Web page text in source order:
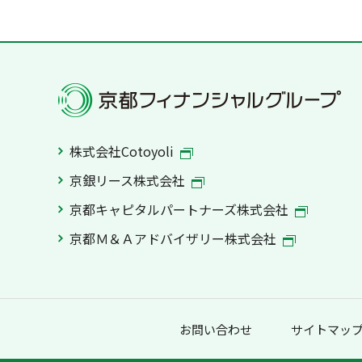
株式会社Cotoyoli
京銀リース株式会社
京都キャピタルパートナーズ株式会社
京都Ｍ＆Ａアドバイザリー株式会社
お問い合わせ サイトマッ